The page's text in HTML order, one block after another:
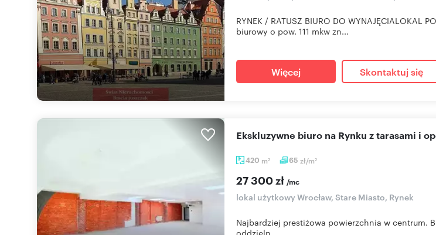
RYNEK / RATUSZ BIURO DO WYNAJĘCIALOKAL
biurowy o pow. 111 mkw zn...
Więcej Skontaktuj się
420 m2 65 zł/m2
Ekskluzywne biuro na Rynku z tarasami i
27 300 zł /mc
lokal użytkowy Wrocław, Stare Miasto, Rynek
Najbardziej prestiżowa powierzchnia w centrum.
oddzieln...